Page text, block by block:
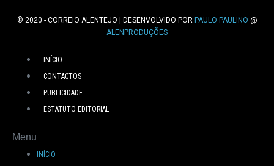
© 2020 - CORREIO ALENTEJO | DESENVOLVIDO POR PAULO PAULINO @
ALENPRODUÇÕES
INÍCIO
CONTACTOS
PUBLICIDADE
ESTATUTO EDITORIAL
Menu
INÍCIO